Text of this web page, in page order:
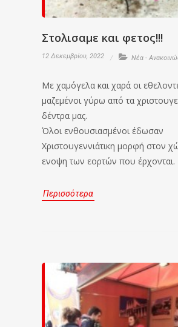
Στολισαμε και φετος!!!
12 Δεκεμβρίου, 2022 Νέα -
Με χαμόγελα και χαρά οι
μαζεμένοι γύρω από τα
δέντρα μας.
Όλοι ενθουσιασμένοι έδωσαν
Χριστουγεννιάτικη μορφή στον
ενοψη των εορτών που έρχονται.
Περισσότερα